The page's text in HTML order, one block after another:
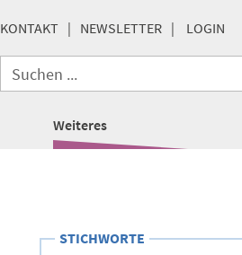
KONTAKT NEWSLETTER LOGIN
Weiteres
STICHWORTE